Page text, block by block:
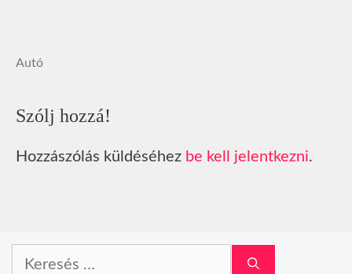
Autó
Szólj hozzá!
Hozzászólás küldéséhez be kell jelentkezni.